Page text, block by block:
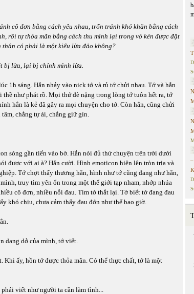
cô đơn bằng cách yêu nhau, trốn tránh khó khăn bằng cách
rồi tự thỏa mãn bằng cách thu mình lại trong vỏ kén được đặt
có phải là một kiểu lừa đảo không?
bị lừa, lại bị chính mình lừa.
1h sáng. Hắn nhảy vào nick tớ và rủ tớ chửi nhau. Tớ và hắn
thề như phát rồ. Mọi thứ đè nặng trong lòng tớ tuôn hết ra, tớ
hắn là kẻ đã gây ra mọi chuyện cho tớ. Còn hắn, cũng chửi
chẳng tự ái, chẳng giữ gìn.
sóng gần tiến vào bờ. Hắn nói đủ thứ chuyện trên trời dưới
được với ai à? Hắn cười. Hình emoticon hiện lên tròn trịa và
Tớ chợt thấy thương hắn, hình như tớ cũng đang như hắn,
truy tìm yên ổn trong một thế giới tạp nham, nhớp nhúa
cô đơn, nhiều nỗi đau. Tim tớ thắt lại. Tớ biết tớ đang đau
khó chịu, chưa cảm thấy đau đớn như thế bao giờ.
dang dở của mình, tớ viết.
ấy, hồn tớ được thỏa mãn. Có thể thực chất, tớ là một
viết như người ta cần làm tình...